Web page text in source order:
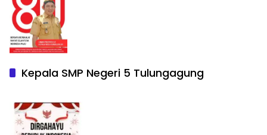
Kepala SMP Negeri 5 Tulungagung